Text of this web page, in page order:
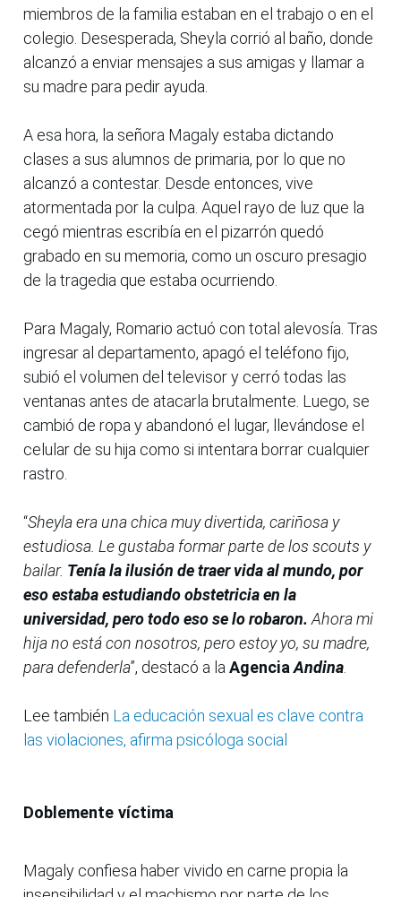
miembros de la familia estaban en el trabajo o en el
colegio. Desesperada, Sheyla corrió al baño, donde
alcanzó a enviar mensajes a sus amigas y llamar a
su madre para pedir ayuda.
A esa hora, la señora Magaly estaba dictando
clases a sus alumnos de primaria, por lo que no
alcanzó a contestar. Desde entonces, vive
atormentada por la culpa. Aquel rayo de luz que la
cegó mientras escribía en el pizarrón quedó
grabado en su memoria, como un oscuro presagio
de la tragedia que estaba ocurriendo.
Para Magaly, Romario actuó con total alevosía. Tras
ingresar al departamento, apagó el teléfono fijo,
subió el volumen del televisor y cerró todas las
ventanas antes de atacarla brutalmente. Luego, se
cambió de ropa y abandonó el lugar, llevándose el
celular de su hija como si intentara borrar cualquier
rastro.
“Sheyla era una chica muy divertida, cariñosa y
estudiosa. Le gustaba formar parte de los scouts y
bailar. Tenía la ilusión de traer vida al mundo, por
eso estaba estudiando obstetricia en la
universidad, pero todo eso se lo robaron. Ahora mi
hija no está con nosotros, pero estoy yo, su madre,
para defenderla”, destacó a la AgenciaAndina
Lee también La educación sexual es clave contra
las violaciones, afirma psicóloga social
Doblemente víctima
Magaly confiesa haber vivido en carne propia la